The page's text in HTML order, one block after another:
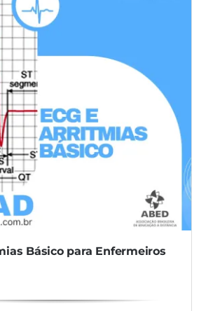
Básico para Enfermeiros